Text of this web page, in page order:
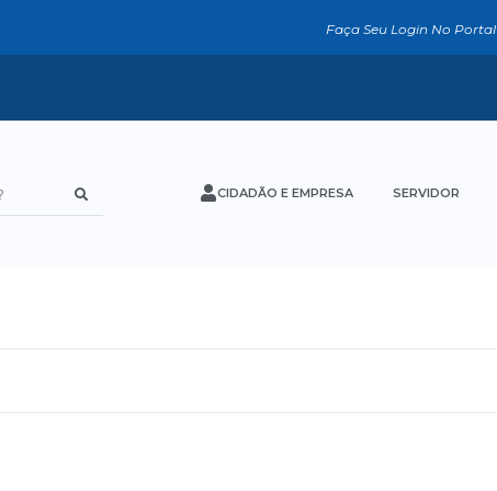
Faça Seu Login No Portal
CIDADÃO E EMPRESA SERVIDOR